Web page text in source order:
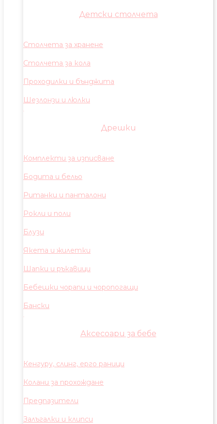
Детски столчета
Столчета за хранене
Столчета за кола
Проходилки и бънджита
Шезлонзи и люлки
Дрешки
Комплекти за изписване
Бодита и бельо
Ританки и панталони
Рокли и поли
Блузи
Якета и жилетки
Шапки и ръкавици
Бебешки чорапи и чоропогащи
Бански
Аксесоари за бебе
Кенгуру, слинг, ерго раници
Колани за прохождане
Предпазители
Залъгалки и клипси